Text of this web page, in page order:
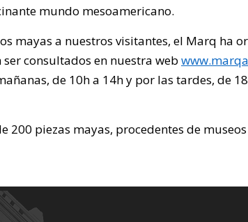
mundo mesoamericano.
mayas a nuestros visitantes, el Marq ha
consultados en nuestra web
de 10h a 14h y por las tardes, de
piezas mayas, procedentes de